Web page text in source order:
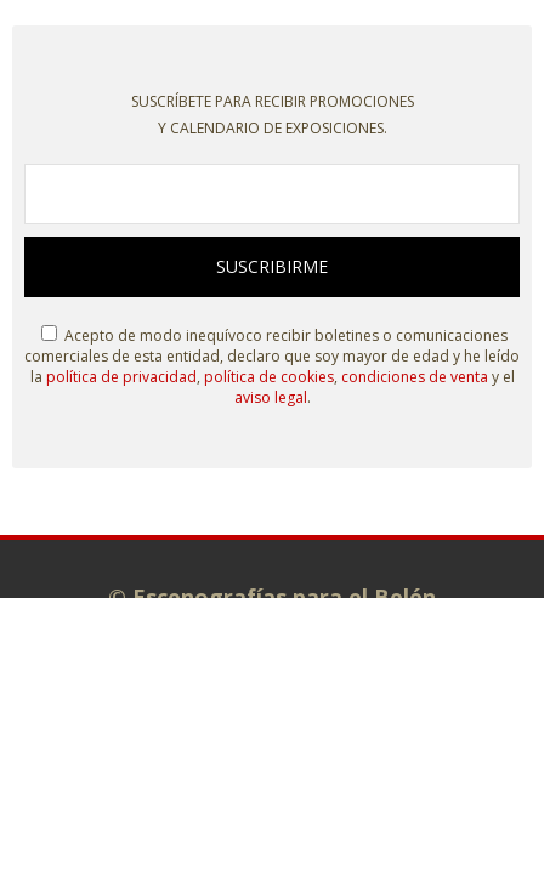
SUSCRÍBETE PARA RECIBIR PROMOCIONES
Y CALENDARIO DE EXPOSICIONES.
SUSCRIBIRME
Acepto de modo inequívoco recibir boletines o comunicaciones
comerciales de esta entidad, declaro que soy mayor de edad y he leído
la política de privacidad, política de cookies, condiciones de venta y el
aviso legal.
© Escenografías para el Belén